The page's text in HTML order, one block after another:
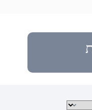
מוצרים